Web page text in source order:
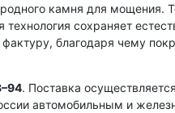
камня для мощения.
сохраняет
благодаря чему
. Поставка
автомобильным и